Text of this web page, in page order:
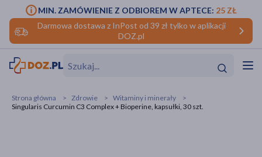
Darmowa dostawa z InPost od 39 zł tylko w aplikacji
DOZ.pl
MIN. ZAMÓWIENIE Z ODBIOREM W APTECE: 25 ZŁ
Strona główna Zdrowie
Witaminy i minerały
Singularis Curcumin C3 Complex + Bioperine, kapsułki, 30 szt.